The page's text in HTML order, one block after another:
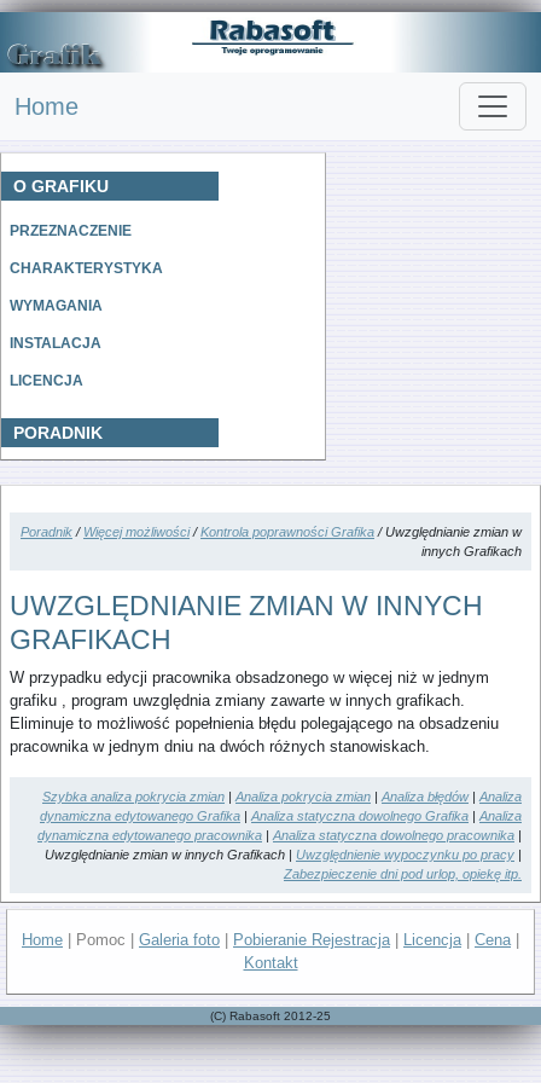
Home
O GRAFIKU
PRZEZNACZENIE
CHARAKTERYSTYKA
WYMAGANIA
INSTALACJA
LICENCJA
PORADNIK
Poradnik / Więcej możliwości/Kontrola poprawności Grafika / Uwzględnianie zmian w
innych Grafikach
UWZGLĘDNIANIE ZMIAN W INNYCH
GRAFIKACH
W przypadku edycji pracownika obsadzonego w więcej niż w jednym
grafiku , program uwzględnia zmiany zawarte w innych grafikach.
Eliminuje to możliwość popełnienia błędu polegającego na obsadzeniu
pracownika w jednym dniu na dwóch różnych stanowiskach.
Szybka analiza pokrycia zmian | Analiza pokrycia zmian | Analiza błędów| Analiza
dynamiczna edytowanego Grafika | Analiza statyczna dowolnego Grafika | Analiza
dynamiczna edytowanego pracownika | Analiza statyczna dowolnego pracownika |
Uwzględnianie zmian w innych Grafikach | Uwzględnienie wypoczynku po pracy |
Zabezpieczenie dni pod urlop, opiekę itp.
Home | Pomoc | Galeria foto Pobieranie Rejestracja Licencja Cena
Kontakt
(C) Rabasoft 2012-25